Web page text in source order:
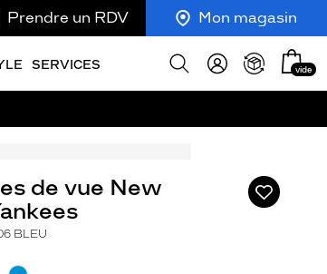
Prendre un RDV Mon magasin
SERVICES
Afficher
Mon
panier
vide
Ajouter
à
de vue New
BLEU